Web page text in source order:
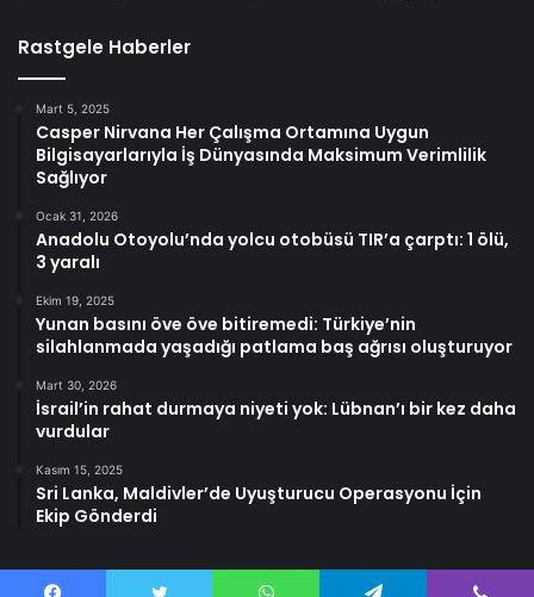
Rastgele Haberler
Mart 5, 2025
Casper Nirvana Her Çalışma Ortamına Uygun
Bilgisayarlarıyla İş Dünyasında Maksimum Verimlilik
Sağlıyor
Ocak 31, 2026
Anadolu Otoyolu’nda yolcu otobüsü TIR’a çarptı: 1 ölü,
3 yaralı
Ekim 19, 2025
Yunan basını öve öve bitiremedi: Türkiye’nin
silahlanmada yaşadığı patlama baş ağrısı oluşturuyor
Mart 30, 2026
İsrail’in rahat durmaya niyeti yok: Lübnan’ı bir kez daha
vurdular
Kasım 15, 2025
Sri Lanka, Maldivler’de Uyuşturucu Operasyonu İçin
Ekip Gönderdi